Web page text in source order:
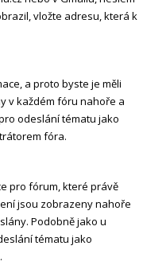
vložte adresu, která k
a proto byste je měli
v každém fóru nahoře a
odeslání tématu jako
fóra.
pro fórum, které právě
jsou zobrazeny nahoře
Podobně jako u
tématu jako